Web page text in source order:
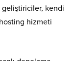
geliştiriciler, kendi
hizmeti